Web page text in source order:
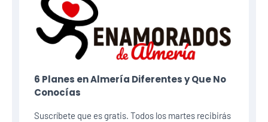
6 Planes​ en Almería Diferentes y Que No
Conocías
Suscríbete que es gratis. Todos los martes recibirás